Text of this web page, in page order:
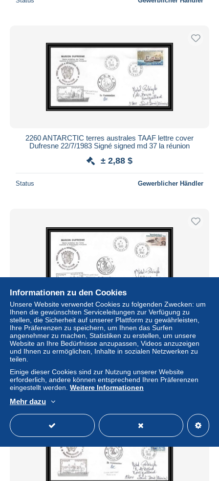
2260 ANTARCTIC terres australes TAAF lettre cover
Dufresne 22/7/1983 Signé signed md 37 la réunion
± 2,88 $
Status Gewerblicher Händler
2258 ANTARCTIC terres australes TAAF lettre cover
Dufresne 22/7/1983 Signé signed md 37 la réunion oiseaux
(birds)
± 2,88 $
Status Gewerblicher Händler
Informationen zu den Cookies
Unsere Website verwendet Cookies zu folgenden Zwecken: um
Ihnen die gewünschten Serviceleitungen zur Verfügung zu
stellen, die Sicherheit auf unserer Plattform zu gewährleisten,
Ihre Präferenzen zu speichern, um Ihnen das Surfen
angenehmer zu machen, Statistiken zu erstellen, um unsere
Website an Ihre Bedürfnisse anzupassen, Videos anzuzeigen
und Ihnen zu ermöglichen, Inhalte in sozialen Netzwerken zu
teilen.
Einige dieser Cookies sind zur Nutzung unserer Website
erforderlich, andere können entsprechend Ihren Präferenzen
eingestellt werden. Weitere Informationen
Mehr dazu